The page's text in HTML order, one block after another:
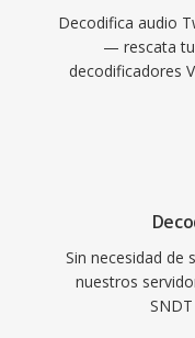
Decodifica audio
— rescata
decodificadores
Sin necesidad
nuestros